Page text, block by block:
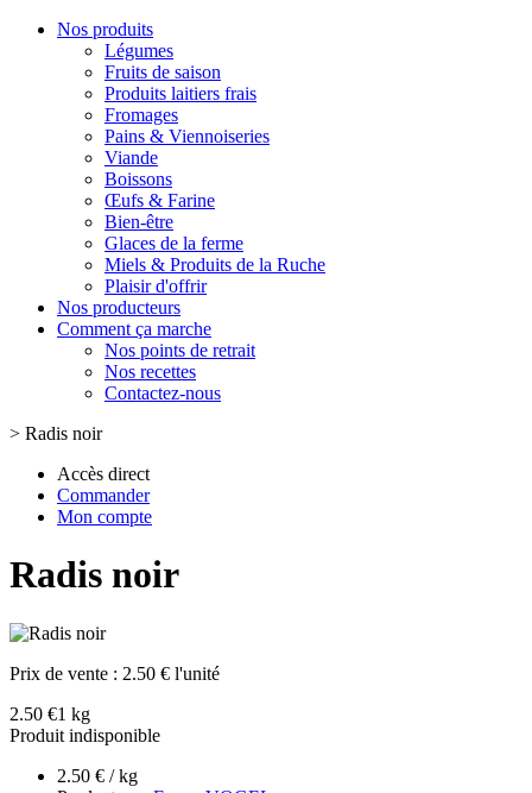
Nos produits
Légumes
Fruits de saison
Produits laitiers frais
Fromages
Pains & Viennoiseries
Viande
Boissons
Œufs & Farine
Bien-être
Glaces de la ferme
Miels & Produits de la Ruche
Plaisir d'offrir
Nos producteurs
Comment ça marche
Nos points de retrait
Nos recettes
Contactez-nous
> Radis noir
Accès direct
Commander
Mon compte
Radis noir
Prix de vente : 2.50 € l'unité
2.50 €1 kg
Produit indisponible
2.50 € / kg